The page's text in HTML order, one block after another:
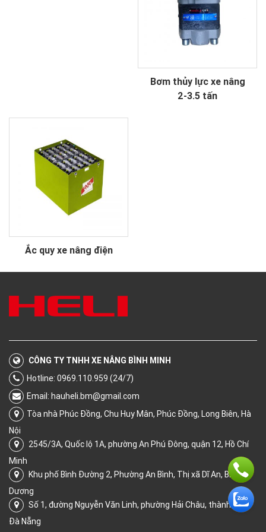
Bơm thủy lực xe nâng
2-3.5 tấn
Ắc quy xe nâng điện
CÔNG TY TNHH XE NÂNG BÌNH MINH
Hotline: 0969.110.959 (24/7)
Email: hauheli.bm@gmail.com
Tòa nhà Phúc Đồng, Chu Huy Mân, Phúc Đồng, Long Biên, Hà
Nội
2545/3A, Quốc lộ 1A, phường An Phú Đông, quận 12, Hồ Chí
Minh
Khu phố Bình Đường 2, Phường An Bình, Thị xã Dĩ An, Bình
Dương
Số 1, đường Nguyễn Văn Linh, phường Hải Châu, thành phố
Đà Nẵng